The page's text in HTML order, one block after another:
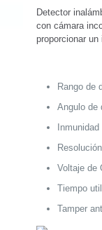
Detector
con cámara
proporcionar
Rango de
Angulo de
Voltaje de
Tiempo
Tamper